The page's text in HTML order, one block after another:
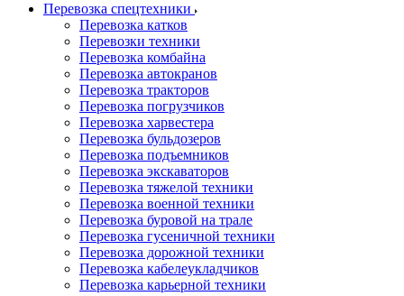
Перевозка спецтехники
Перевозка катков
Перевозки техники
Перевозка комбайна
Перевозка автокранов
Перевозка тракторов
Перевозка погрузчиков
Перевозка харвестера
Перевозка бульдозеров
Перевозка подъемников
Перевозка экскаваторов
Перевозка тяжелой техники
Перевозка военной техники
Перевозка буровой на трале
Перевозка гусеничной техники
Перевозка дорожной техники
Перевозка кабелеукладчиков
Перевозка карьерной техники